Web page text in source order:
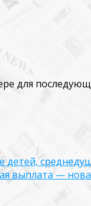
для
детей,
выплата —